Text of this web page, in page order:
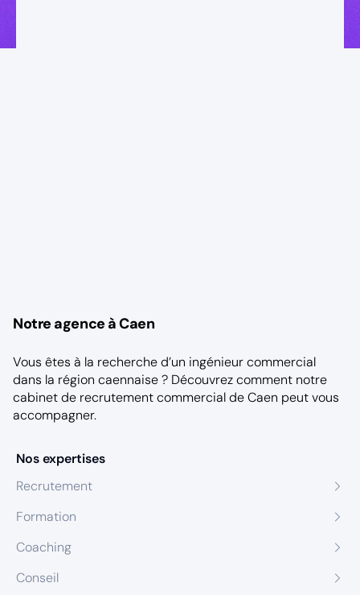
Notre agence à Caen
Vous êtes à la recherche d’un ingénieur commercial
dans la région caennaise ? Découvrez comment notre
cabinet de recrutement commercial de Caen peut vous
accompagner.
Nos expertises
Recrutement
Formation
Coaching
Conseil